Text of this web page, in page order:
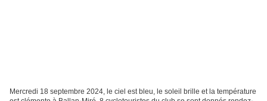
Mercredi 18 septembre 2024, le ciel est bleu, le soleil brille et la température